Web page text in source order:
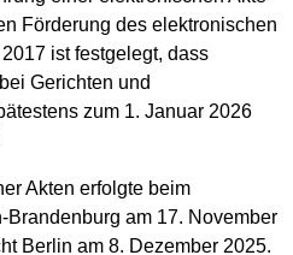
Förderung des elektronischen
ist festgelegt, dass
Gerichten und
zum 1. Januar 2026
Akten erfolgte beim
Brandenburg am 17. November
Berlin am 8. Dezember 2025.